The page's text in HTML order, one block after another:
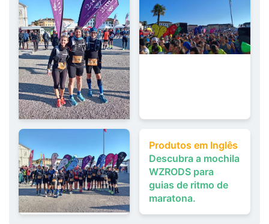
Produtos em Inglês
Descubra a mochila
WZRODS para
guias de ritmo de
maratona.